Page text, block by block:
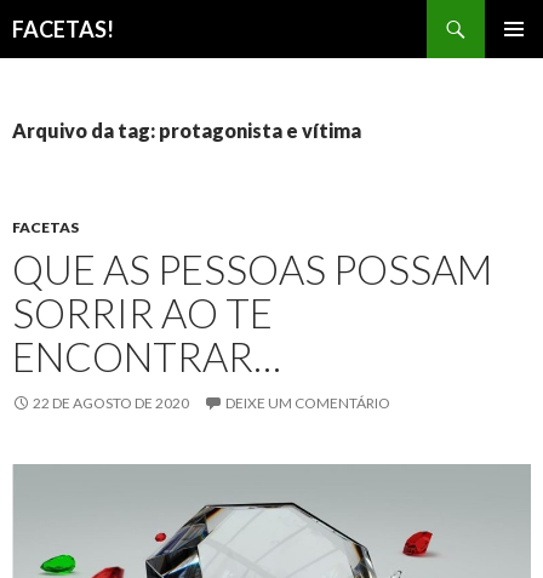
FACETAS!
CONTEÚDO
Arquivo da tag: protagonista e vítima
FACETAS
QUE AS PESSOAS POSSAM
SORRIR AO TE
ENCONTRAR…
22 DE AGOSTO DE 2020 DEIXE UM COMENTÁRIO